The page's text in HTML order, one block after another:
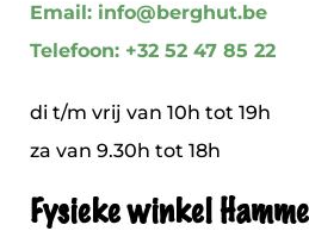
Email: info@berghut.be
Telefoon: +32 52 47 85 22
di t/m vrij van 10h tot 19h
za van 9.30h tot 18h
Fysieke winkel Hamme